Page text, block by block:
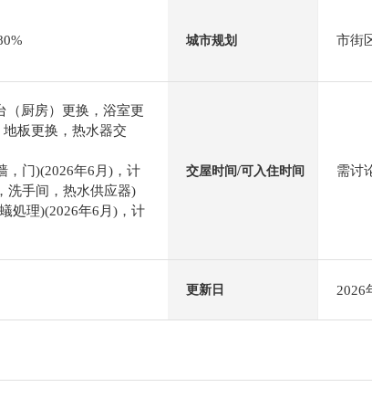
城市规划 市街
（厨房）更换，浴室更
板更换，热水器交
，门)(2026年6月)，计
洗手间，热水供应器)
処理)(2026年6月)，计
交屋时间/可入住时间 需讨
更新日 2026